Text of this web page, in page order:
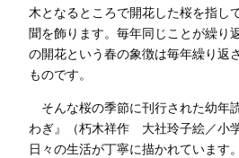
木となるところで開花した桜を指し
聞を飾ります。毎年同じことが繰り
の開花という春の象徴は毎年繰り返
ものです。
そんな桜の季節に刊行された幼年
わぎ』（朽木祥作 大社玲子絵／小
日々の生活が丁寧に描かれています。